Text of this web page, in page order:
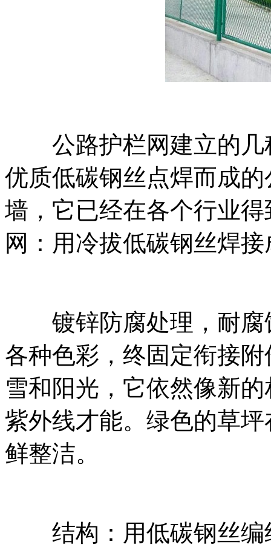
公路护栏网建立的几
优质低碳钢丝点焊而成
墙，它已经在各个行业
网：用冷拔低碳钢丝焊
镀锌防腐处理，耐腐
各种色彩，终固定衔接
雪和阳光，它依然像新
紫外线才能。绿色的草
鲜整洁。
结构：用低碳钢丝编